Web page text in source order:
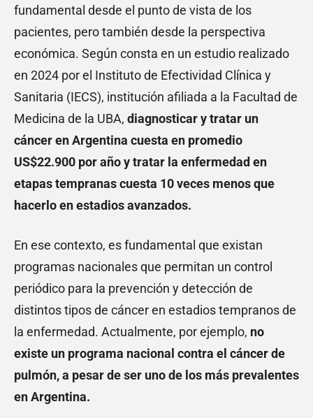
fundamental desde el punto de vista de los
pacientes, pero también desde la perspectiva
económica. Según consta en un estudio realizado
en 2024 por el Instituto de Efectividad Clínica y
Sanitaria (IECS), institución afiliada a la Facultad de
Medicina de la UBA, diagnosticar y tratar un
cáncer en Argentina cuesta en promedio
US$22.900 por año y tratar la enfermedad en
etapas tempranas cuesta 10 veces menos que
hacerlo en estadios avanzados.
En ese contexto, es fundamental que existan
programas nacionales que permitan un control
periódico para la prevención y detección de
distintos tipos de cáncer en estadios tempranos de
la enfermedad. Actualmente, por ejemplo, no
existe un programa nacional contra el cáncer de
pulmón, a pesar de ser uno de los más prevalentes
en Argentina.